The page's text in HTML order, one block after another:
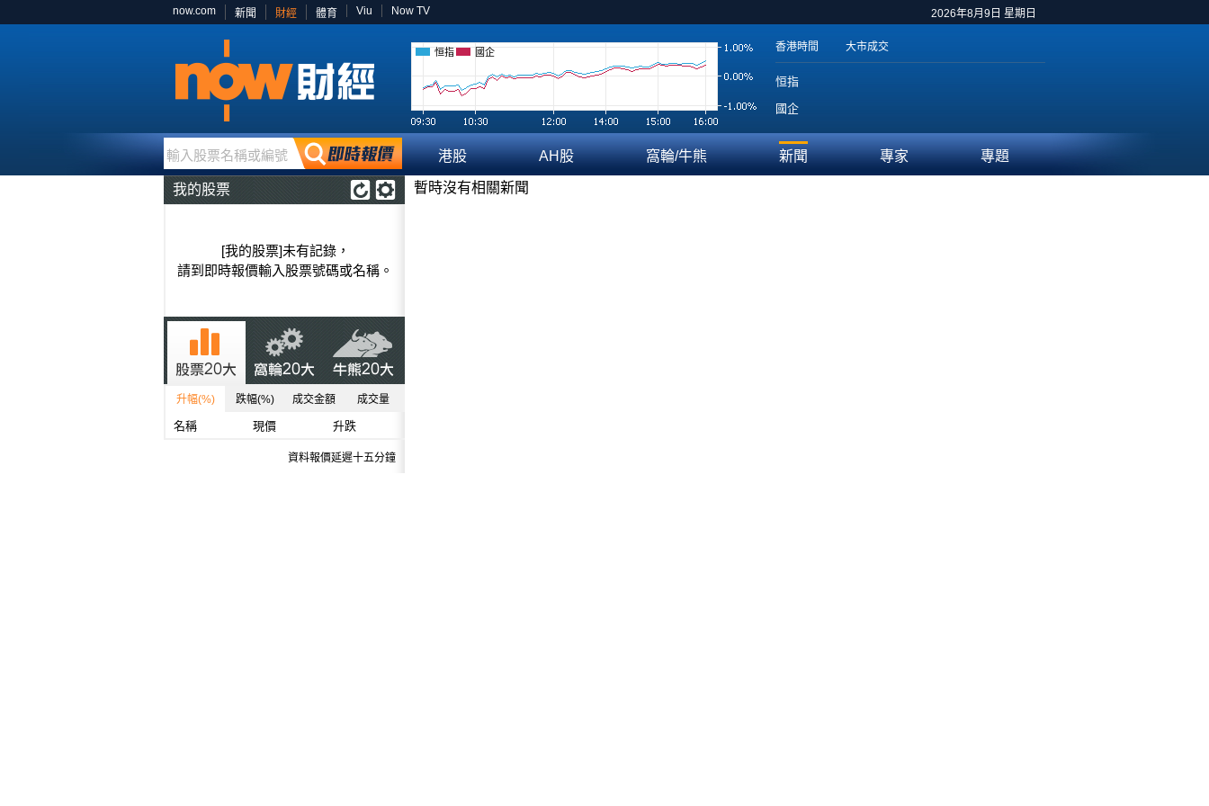
2026年8月9日 星期日
now.com 新聞 財經 體育 Viu Now TV
恒指 國企 香港時間 大市成交
恒指
國企
輸入股票名稱或編號 港股 AH股 窩輪/牛熊 新聞 專家 專題
我的股票
[我的股票]未有記錄，
請到即時報價輸入股票號碼或名稱。
升幅(%) 跌幅(%) 成交金額 成交量
名稱 現價 升跌
資料報價延遲十五分鐘
暫時沒有相關新聞